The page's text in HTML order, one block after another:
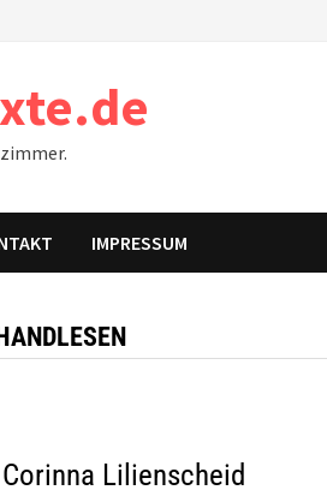
IMPRESSUM
Lilienscheid